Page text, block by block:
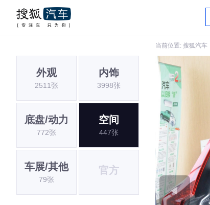
当前位置: 搜狐汽车
外观
2511张
内饰
3998张
底盘/动力
772张
空间
447张
车展/其他
79张
官方